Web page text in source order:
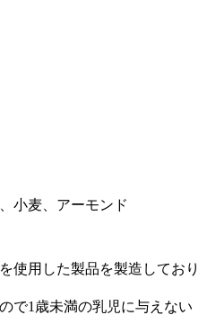
小麦、アーモンド
使用した製品を製造しており
で1歳未満の乳児に与えない